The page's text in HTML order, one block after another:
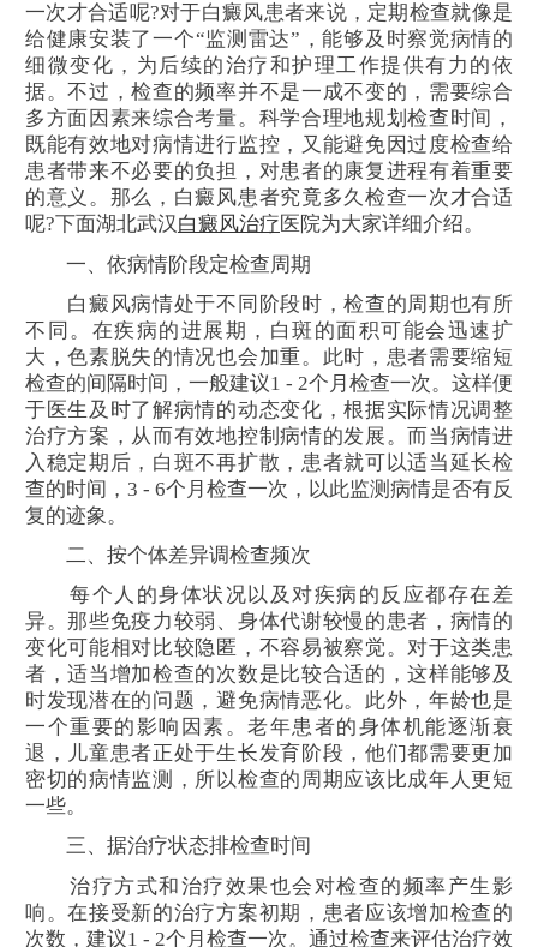
一次才合适呢?对于白癜风患者来说，定期检查就像是
给健康安装了一个“监测雷达”，能够及时察觉病情的
细微变化，为后续的治疗和护理工作提供有力的依
据。不过，检查的频率并不是一成不变的，需要综合
多方面因素来综合考量。科学合理地规划检查时间，
既能有效地对病情进行监控，又能避免因过度检查给
患者带来不必要的负担，对患者的康复进程有着重要
的意义。那么，白癜风患者究竟多久检查一次才合适
呢?下面湖北武汉白癜风治疗 医院为大家详细介绍。
一、依病情阶段定检查周期
白癜风病情处于不同阶段时，检查的周期也有所
不同。在疾病的进展期，白斑的面积可能会迅速扩
大，色素脱失的情况也会加重。此时，患者需要缩短
检查的间隔时间，一般建议1 - 2个月检查一次。这样便
于医生及时了解病情的动态变化，根据实际情况调整
治疗方案，从而有效地控制病情的发展。而当病情进
入稳定期后，白斑不再扩散，患者就可以适当延长检
查的时间，3 - 6个月检查一次，以此监测病情是否有反
复的迹象。
二、按个体差异调检查频次
每个人的身体状况以及对疾病的反应都存在差
异。那些免疫力较弱、身体代谢较慢的患者，病情的
变化可能相对比较隐匿，不容易被察觉。对于这类患
者，适当增加检查的次数是比较合适的，这样能够及
时发现潜在的问题，避免病情恶化。此外，年龄也是
一个重要的影响因素。老年患者的身体机能逐渐衰
退，儿童患者正处于生长发育阶段，他们都需要更加
密切的病情监测，所以检查的周期应该比成年人更短
一些。
三、据治疗状态排检查时间
治疗方式和治疗效果也会对检查的频率产生影
响。在接受新的治疗方案初期，患者应该增加检查的
次数，建议1 - 2个月检查一次。通过检查来评估治疗效